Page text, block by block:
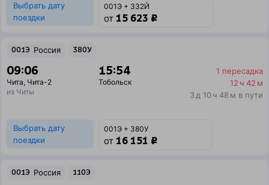
Выбрать дату
поездки
001Э + 332Й
от 15 623 ₽
001Э Россия 380У
09:06
Чита, Чита-2
из Читы
15:54
Тобольск
1 пересадка
12 ч 42 м
3 д 10 ч 48 м в пути
Выбрать дату
поездки
001Э + 380У
от 16 151 ₽
001Э Россия 110Э